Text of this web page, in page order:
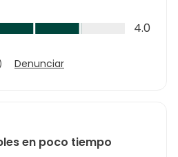
4.0
) Denunciar
en poco tiempo